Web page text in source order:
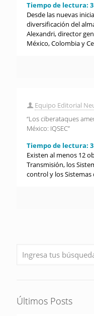
Tiempo de lectura: 3
Desde las nuevas
diversificación del
Alexandri, director
México, Colombia y
Equipo Editorial
“Los ciberataques
México: IQSEC”
Tiempo de lectura: 3
Existen al menos 12
Transmisión, los
control y los Sistemas
Últimos Posts